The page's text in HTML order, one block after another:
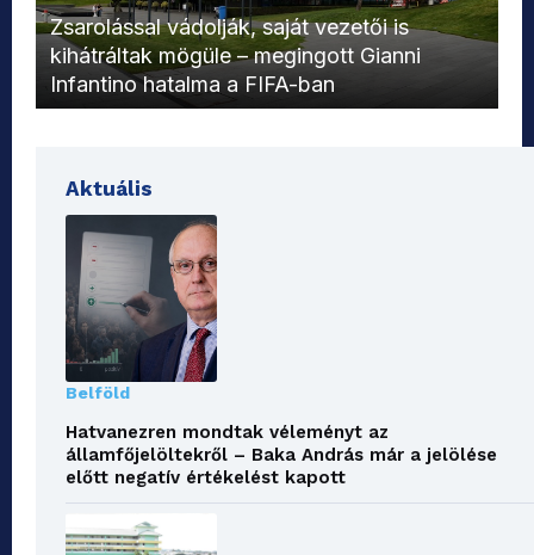
Zsarolással vádolják, saját vezetői is
kihátráltak mögüle – megingott Gianni
Infantino hatalma a FIFA-ban
Aktuális
Belföld
Hatvanezren mondtak véleményt az
államfőjelöltekről – Baka András már a jelölése
előtt negatív értékelést kapott